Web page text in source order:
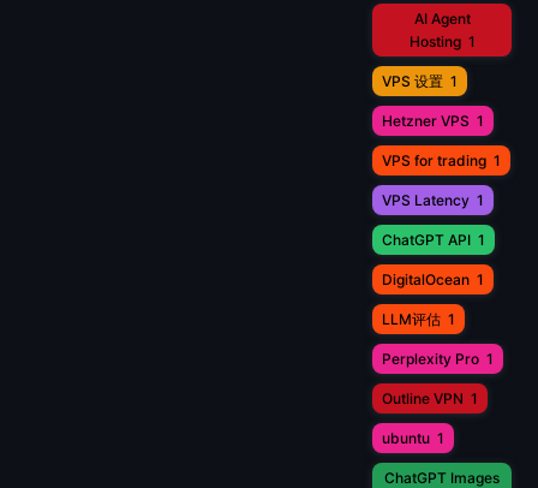
AI Agent
Hosting 1
VPS 设置 1
Hetzner VPS 1
VPS for trading 1
VPS Latency 1
ChatGPT API 1
DigitalOcean 1
LLM评估 1
Perplexity Pro 1
Outline VPN 1
ubuntu 1
ChatGPT Images